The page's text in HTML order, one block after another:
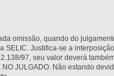
omissão, quando do
Justifica-se a
97, seu valor deverá
JULGADO. Não estando